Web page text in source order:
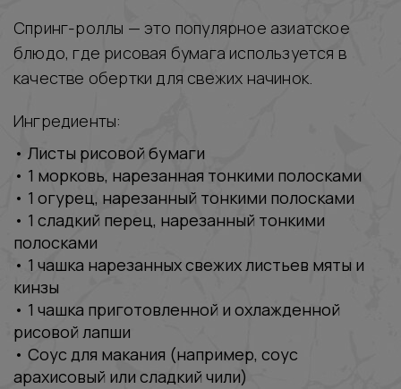
Спринг-роллы — это популярное азиатское
блюдо, где рисовая бумага используется в
качестве обертки для свежих начинок.
Ингредиенты:
‭• Листы рисовой бумаги
‭• 1 морковь, нарезанная тонкими полосками
‭• 1 огурец, нарезанный тонкими полосками
‭• 1 сладкий перец, нарезанный тонкими
полосками
‭• 1 чашка нарезанных свежих листьев мяты и
кинзы
‭• 1 чашка приготовленной и охлажденной
рисовой лапши
‭• Соус для макания (например, соус
арахисовый или сладкий чили)